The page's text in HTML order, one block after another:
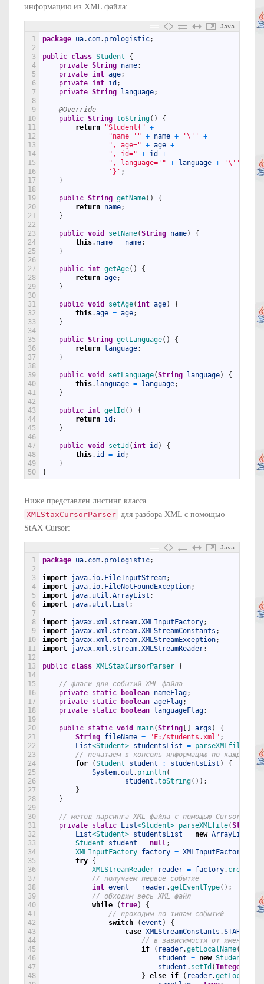
информацию из XML файла:
Java
1
2
3
4
5
6
7
8
9
10
11
12
13
14
15
16
17
18
19
20
21
22
23
24
25
26
27
28
29
30
31
32
33
34
35
36
37
38
39
40
41
42
43
44
45
46
47
48
49
50
package ua. com. prologistic;
public class Student
{
private String name;
private int age;
private int id ;
private String language;
@Override
public String toString( )
{
return
"Student{" +
"name='" + name + '\''
+
", age=" + age +
", id=" + id
+
", language='" + language + '\''
'}' ;
}
public String getName( )
{
return name;
}
public void setName(String name)
{
this. name = name;
}
public int getAge( )
{
return age;
}
public void setAge( int age)
{
this.age = age;
}
public String getLanguage( )
{
return language;
}
public void setLanguage(String language)
{
this. language = language;
}
public int getId ( )
{
return id ;
}
public void setId ( int id )
{
this. id = id ;
}
}
Ниже представлен листинг класса
XMLStaxCursorParser для разбора XML с помощью
StAX Cursor:
Java
1
2
3
4
5
6
7
8
9
10
11
12
13
14
15
16
17
18
19
20
21
22
23
24
25
26
27
28
29
30
31
32
33
34
35
36
37
38
39
40
41
42
43
44
45
46
47
48
package ua. com. prologistic;
import java. io. FileInputStream;
import java. io. FileNotFoundException;
import java. util .ArrayList ;
import java. util . List ;
import javax. xml . stream.XMLInputFactory;
import javax. xml . stream.XMLStreamConstants ;
import javax. xml . stream.XMLStreamException;
import javax. xml . stream.XMLStreamReader;
public class XMLStaxCursorParser {
// флаги для событий XML файла
private static boolean nameFlag;
private static boolean ageFlag;
private static boolean languageFlag;
public static void main(String [ ] args )
{
String fileName = "F:/students.xml" ;
List<Student> studentsList = parseXMLfile
// печатаем в консоль информацию по каждому
for
(Student student : studentsList )
{
System.out . println(
student .toString( ) ) ;
}
}
// метод парсинга XML файла с помощью Cursor API
private static List<Student> parseXMLfile(String
List<Student> studentsList = new ArrayList
Student student = null ;
XMLInputFactory factory = XMLInputFactory
try {
XMLStreamReader
reader = factory.
// получаем первое событие
int event = reader.getEventType( ) ;
// обходим весь XML файл
while
(true)
{
// проходим по типам событий
switch
(event )
{
case XMLStreamConstants .
// в зависимости от имени
if
( reader.getLocalName(
student = new Student
student . setId ( Integer
} else if ( reader.